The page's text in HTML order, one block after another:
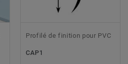
Profilé de finition pour PVC
CAP1